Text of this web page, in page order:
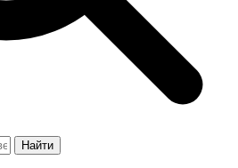
Найти